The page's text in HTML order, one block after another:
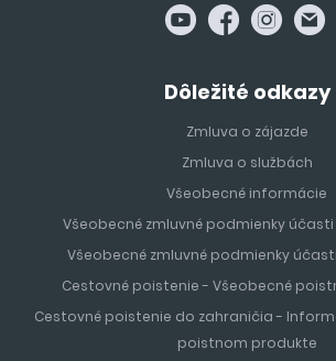
Dôležité odkazy
Zmluva o zájazde
Zmluva o službách
Všeobecné informácie
Všeobecné zmluvné podmienky
Všeobecné zmluvné podmienky
Cestovné poistenie - Všeobecné
Cestovné poistenie do zahraničia -
poistnom produkte